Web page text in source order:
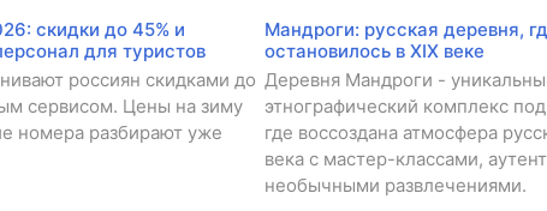
скидки до 45% и
для туристов
россиян скидками до
сервисом. Цены на зиму
номера разбирают уже
Мандроги: русская деревня,
остановилось в XIX веке
Деревня Мандроги -
этнографический комплекс
где воссоздана атмосфера
века с мастер-классами,
необычными развлечениями.